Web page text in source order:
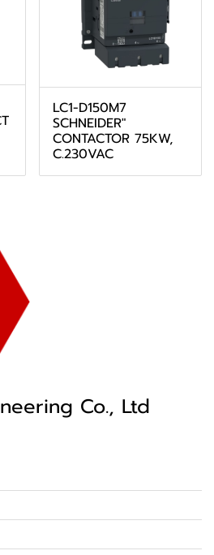
LC1-D150M7
SCHNEIDER"
CONTACTOR 75KW,
C.230VAC
Co., Ltd